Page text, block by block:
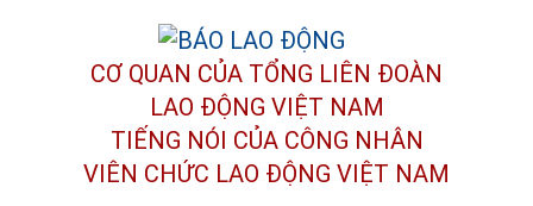
CƠ QUAN CỦA TỔNG LIÊN ĐOÀN
LAO ĐỘNG VIỆT NAM
TIẾNG NÓI CỦA CÔNG NHÂN
VIÊN CHỨC LAO ĐỘNG VIỆT NAM